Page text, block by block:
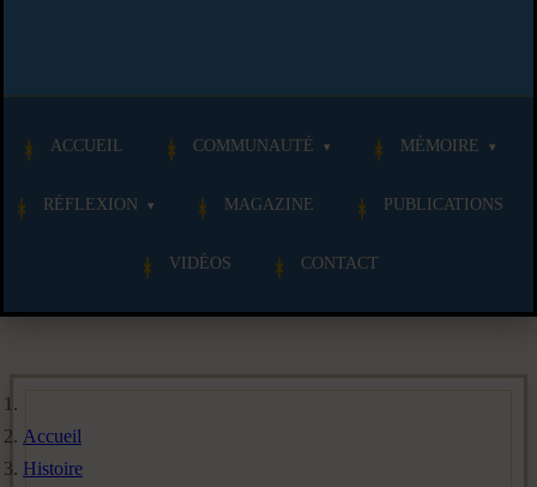
ACCUEIL COMMUNAUTÉ MÉMOIRE
RÉFLEXION MAGAZINE PUBLICATIONS
VIDÉOS CONTACT
Accueil
Histoire